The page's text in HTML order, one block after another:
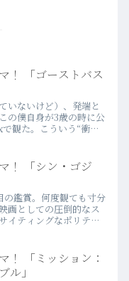
！ 「ゴーストバス
いないけど）、発端と
の僕自身が3歳の時に公
観た。こういう“衝
！ 「シン・ゴジ
鑑賞。何度観ても寸分
画としての圧倒的なス
イティングなポリティ
！ 「ミッション：
ル」